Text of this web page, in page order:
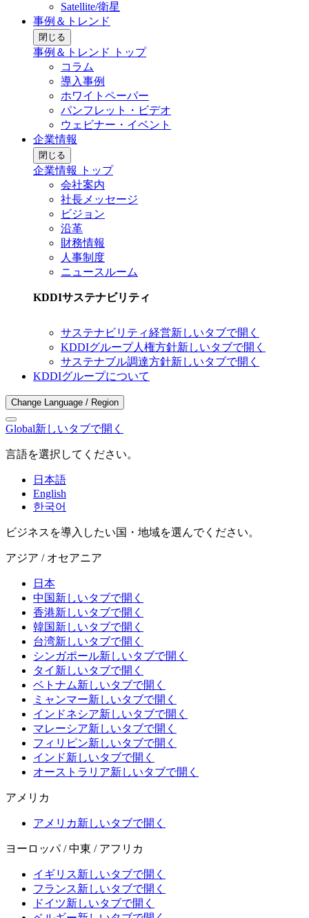
Satellite/衛星
事例＆トレンド
閉じる
事例＆トレンド トップ
コラム
導入事例
ホワイトペーパー
パンフレット・ビデオ
ウェビナー・イベント
企業情報
閉じる
企業情報 トップ
会社案内
社長メッセージ
ビジョン
沿革
財務情報
人事制度
ニュースルーム
KDDIサステナビリティ
サステナビリティ経営新しいタブで開く
KDDIグループ人権方針新しいタブで開く
サステナブル調達方針新しいタブで開く
KDDIグループについて
Change Language / Region
Global新しいタブで開く
言語を選択してください。
日本語
English
한국어
ビジネスを導入したい国・地域を選んでください。
アジア / オセアニア
日本
中国新しいタブで開く
香港新しいタブで開く
韓国新しいタブで開く
台湾新しいタブで開く
シンガポール新しいタブで開く
タイ 新しいタブで開く
ベトナム新しいタブで開く
ミャンマー新しいタブで開く
インドネシア新しいタブで開く
マレーシア新しいタブで開く
フィリピン新しいタブで開く
インド新しいタブで開く
オーストラリア新しいタブで開く
アメリカ
アメリカ新しいタブで開く
ヨーロッパ / 中東 / アフリカ
イギリス新しいタブで開く
フランス新しいタブで開く
ドイツ新しいタブで開く